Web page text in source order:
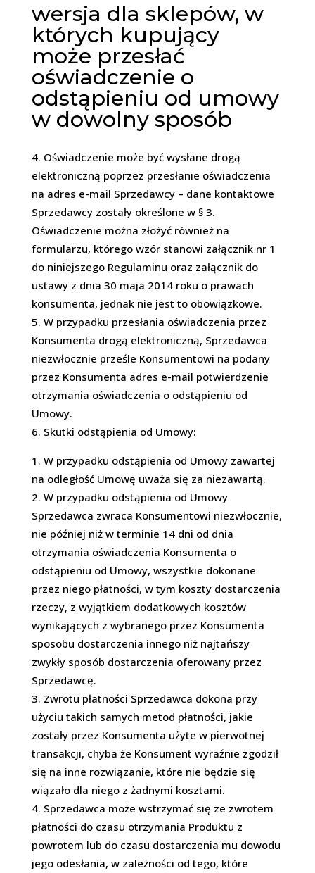
wersja dla sklepów, w
których kupujący
może przesłać
oświadczenie o
odstąpieniu od umowy
w dowolny sposób
Oświadczenie może być wysłane drogą
elektroniczną poprzez przesłanie oświadczenia
na adres e-mail Sprzedawcy – dane kontaktowe
Sprzedawcy zostały określone w § 3.
Oświadczenie można złożyć również na
formularzu, którego wzór stanowi załącznik nr 1
do niniejszego Regulaminu oraz załącznik do
ustawy z dnia 30 maja 2014 roku o prawach
konsumenta, jednak nie jest to obowiązkowe.
W przypadku przesłania oświadczenia przez
Konsumenta drogą elektroniczną, Sprzedawca
niezwłocznie prześle Konsumentowi na podany
przez Konsumenta adres e-mail potwierdzenie
otrzymania oświadczenia o odstąpieniu od
Umowy.
Skutki odstąpienia od Umowy:
W przypadku odstąpienia od Umowy zawartej
na odległość Umowę uważa się za niezawartą.
W przypadku odstąpienia od Umowy
Sprzedawca zwraca Konsumentowi niezwłocznie,
nie później niż w terminie 14 dni od dnia
otrzymania oświadczenia Konsumenta o
odstąpieniu od Umowy, wszystkie dokonane
przez niego płatności, w tym koszty dostarczenia
rzeczy, z wyjątkiem dodatkowych kosztów
wynikających z wybranego przez Konsumenta
sposobu dostarczenia innego niż najtańszy
zwykły sposób dostarczenia oferowany przez
Sprzedawcę.
Zwrotu płatności Sprzedawca dokona przy
użyciu takich samych metod płatności, jakie
zostały przez Konsumenta użyte w pierwotnej
transakcji, chyba że Konsument wyraźnie zgodził
się na inne rozwiązanie, które nie będzie się
wiązało dla niego z żadnymi kosztami.
Sprzedawca może wstrzymać się ze zwrotem
płatności do czasu otrzymania Produktu z
powrotem lub do czasu dostarczenia mu dowodu
jego odesłania, w zależności od tego, które